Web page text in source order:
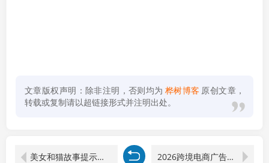
文章版权声明：除非注明，否则均为 桦树博客 原创文章，
转载或复制请以超链接形式并注明出处。
美女和猫故事提示词，人物一致性提示词+故事板 2026跨境电商广告营销课，Facebook/Instagram教程，从零入门海外社媒广告投放玩法